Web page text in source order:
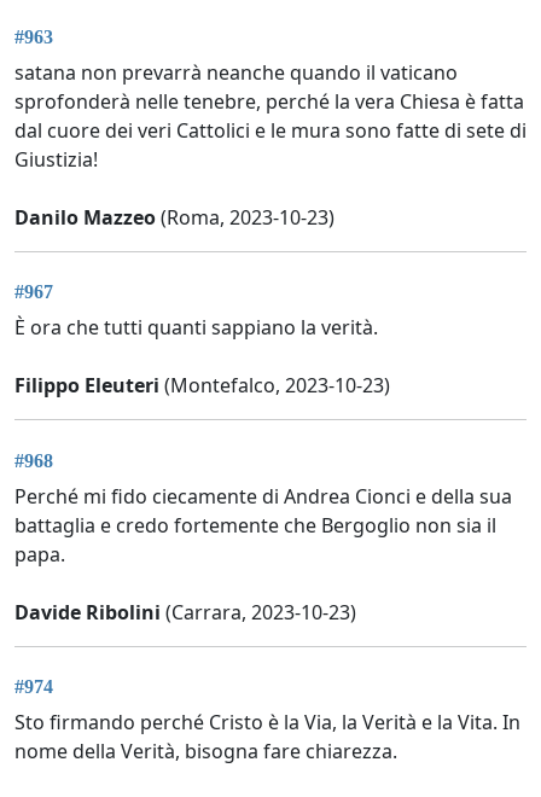
#963
satana non prevarrà neanche quando il vaticano
sprofonderà nelle tenebre, perché la vera Chiesa è fatta
dal cuore dei veri Cattolici e le mura sono fatte di sete di
Giustizia!
Danilo Mazzeo(Roma, 2023-10-23)
#967
È ora che tutti quanti sappiano la verità.
Filippo Eleuteri (Montefalco, 2023-10-23)
#968
Perché mi fido ciecamente di Andrea Cionci e della sua
battaglia e credo fortemente che Bergoglio non sia il
papa.
Davide Ribolini (Carrara, 2023-10-23)
#974
Sto firmando perché Cristo è la Via, la Verità e la Vita. In
nome della Verità, bisogna fare chiarezza.